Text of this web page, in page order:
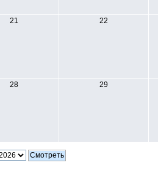
21 22
28 29